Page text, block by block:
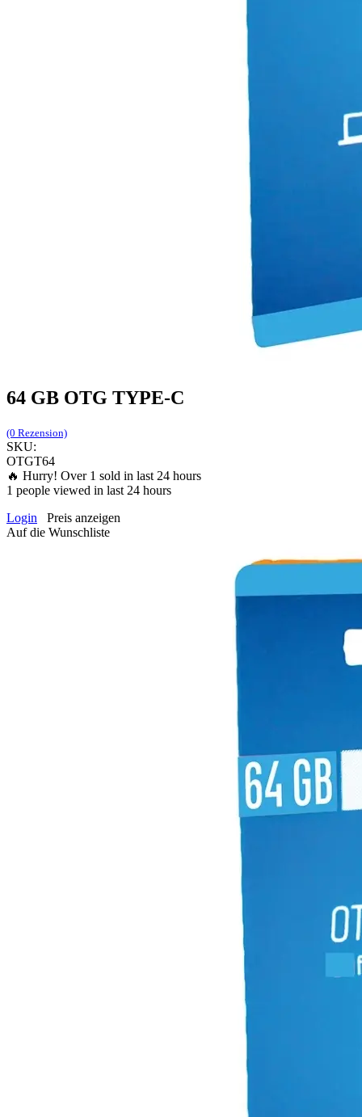
64 GB OTG TYPE-C
(0 Rezension)
SKU:
OTGT64
🔥 Hurry! Over 1 sold in last 24 hours
1 people viewed in last 24 hours
Login
Preis anzeigen
Auf die Wunschliste